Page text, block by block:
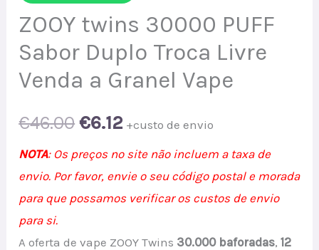
ZOOY twins 30000 PUFF
Sabor Duplo Troca Livre
Venda a Granel Vape
€46.00 Original
price
was:
€6.12 Current
price
+custo de envio
NOTA: Os preços no site não incluem a taxa de
envio. Por favor, envie o seu código postal e morada
para que possamos verificar os custos de envio
para si.
A oferta de vape ZOOY Twins 30.000 baforadas,12